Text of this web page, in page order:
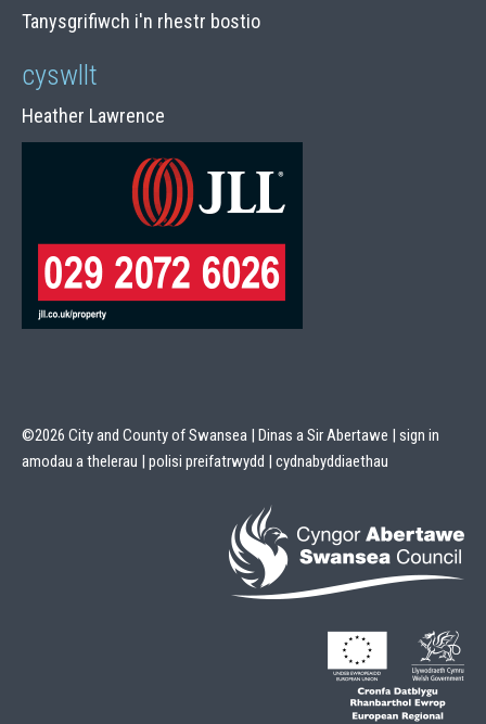
Tanysgrifiwch i'n rhestr bostio
cyswllt
Heather Lawrence
©2026 City and County of Swansea | Dinas a Sir Abertawe | sign in
amodau a thelerau | polisi preifatrwydd | cydnabyddiaethau